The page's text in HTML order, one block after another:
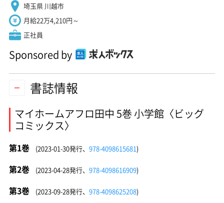
埼玉県 川越市
月給22万4,210円～
正社員
Sponsored by
書誌情報
マイホームアフロ田中 5巻 小学館〈ビッグ
コミックス〉
第1巻 (2023-01-30発行、 978-4098615681)
第2巻 (2023-04-28発行、 978-4098616909)
第3巻 (2023-09-28発行、 978-4098625208)